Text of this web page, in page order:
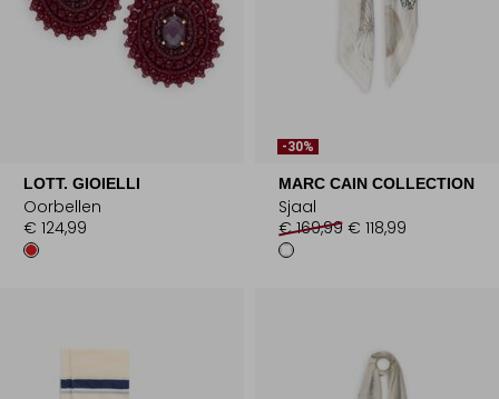
LOTT. GIOIELLI
Oorbellen
€ 124,99
-30%
MARC CAIN COLLECTION
Sjaal
€ 169,99 € 118,99